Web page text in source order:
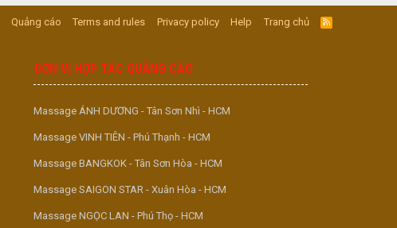
Quảng cáo Terms and rules Privacy policy Help Trang chủ
R
S
ĐƠN VỊ HỢP TÁC QUẢNG CÁO
Massage ÁNH DƯƠNG - Tân Sơn Nhì - HCM
Massage VINH TIÊN - Phú Thạnh - HCM
Massage BANGKOK - Tân Sơn Hòa - HCM
Massage SAIGON STAR - Xuân Hòa - HCM
Massage NGỌC LAN - Phú Thọ - HCM